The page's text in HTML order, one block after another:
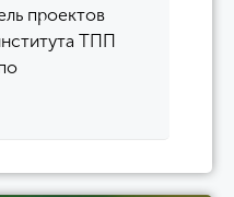
проектов
ТПП